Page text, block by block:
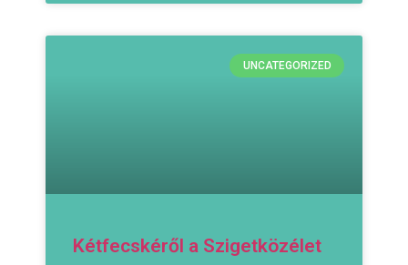
UNCATEGORIZED
Kétfecskéről a Szigetközélet